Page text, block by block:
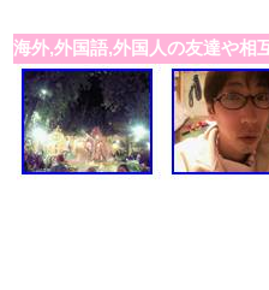
海外,外国語,外国人の友達や相